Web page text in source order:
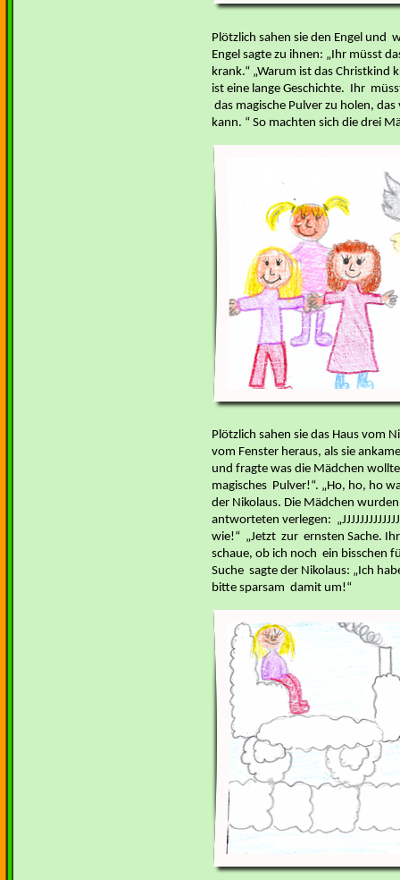
Plötzlich sahen sie den Engel und
Engel sagte zu ihnen: „Ihr müsst
krank.“ „Warum ist das Christkind
ist eine lange Geschichte. Ihr
das magische Pulver zu holen,
kann. “ So machten sich die drei
Plötzlich sahen sie das Haus vom
vom Fenster heraus, als sie
und fragte was die Mädchen
magisches Pulver!“. „Ho, ho, ho
der Nikolaus. Die Mädchen
antworteten verlegen:
wie!“ „Jetzt zur ernsten Sache.
schaue, ob ich noch ein bisschen
Suche sagte der Nikolaus: „Ich
bitte sparsam damit um!“